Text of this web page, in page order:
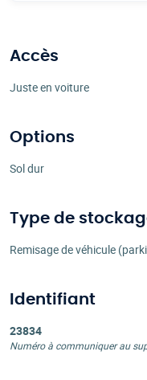
Accès
Juste en voiture
Options
Sol dur
Type de
Remisage de véhicule
Identifiant
23834
Numéro à communiquer au